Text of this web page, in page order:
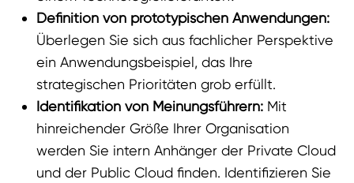
Definition von prototypischen Anwendungen:
Überlegen Sie sich aus fachlicher Perspektive
ein Anwendungsbeispiel, das Ihre
strategischen Prioritäten grob erfüllt.
Identifikation von Meinungsführern: Mit
hinreichender Größe Ihrer Organisation
werden Sie intern Anhänger der Private Cloud
und der Public Cloud finden. Identifizieren Sie